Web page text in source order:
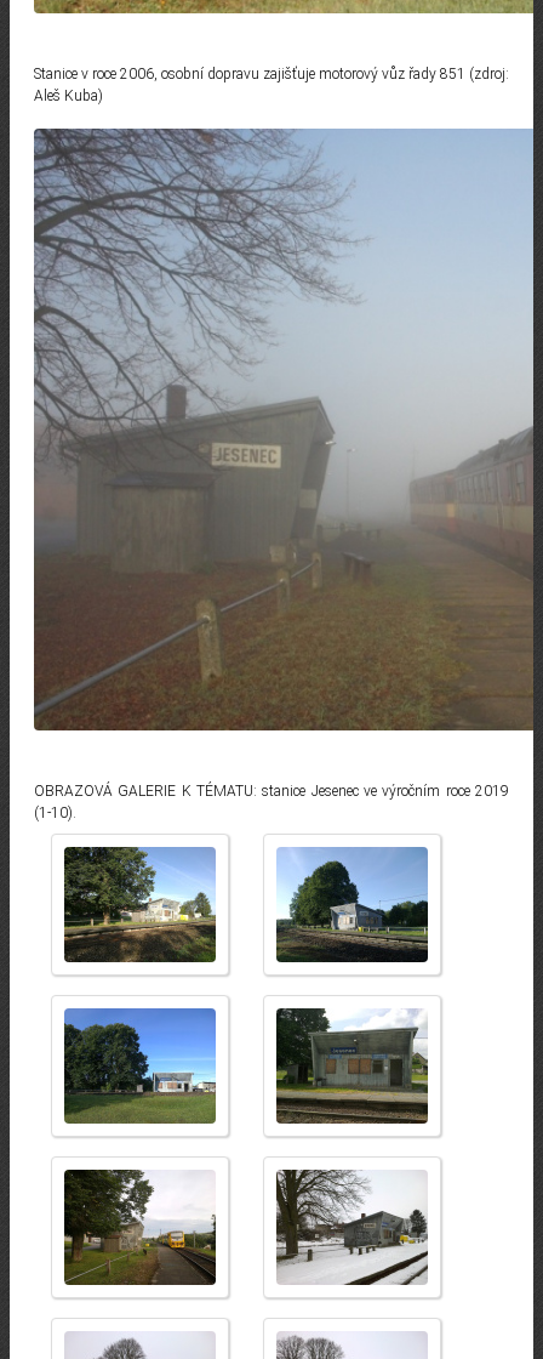
Stanice v roce 2006, osobní dopravu zajišťuje motorový vůz řady 851 (zdroj:
Aleš Kuba)
OBRAZOVÁ GALERIE K TÉMATU: stanice Jesenec ve výročním roce 2019
(1-10).